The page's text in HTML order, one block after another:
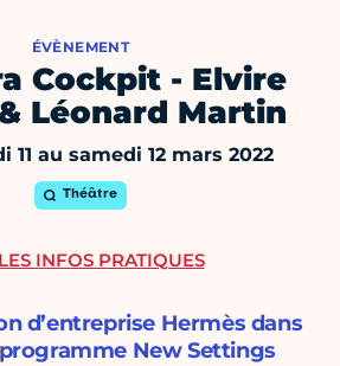
ÉVÈNEMENT
Cockpit - Elvire
Léonard Martin
11 au samedi 12 mars 2022
Théâtre
d’entreprise Hermès dans
New Settings
INFOS PRATIQUES